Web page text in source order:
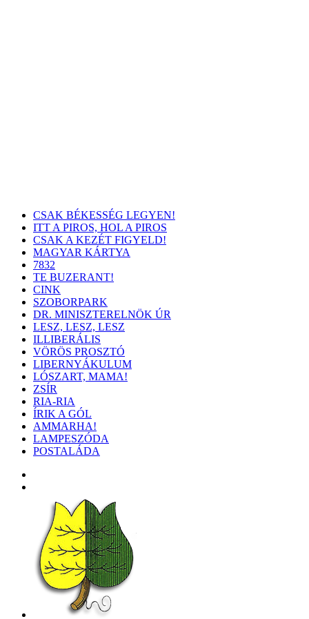
CSAK BÉKESSÉG LEGYEN!
ITT A PIROS, HOL A PIROS
CSAK A KEZÉT FIGYELD!
MAGYAR KÁRTYA
7832
TE BUZERANT!
CINK
SZOBORPARK
DR. MINISZTERELNÖK ÚR
LESZ, LESZ, LESZ
ILLIBERÁLIS
VÖRÖS PROSZTÓ
LIBERNYÁKULUM
LÓSZART, MAMA!
ZSÍR
RIA-RIA
ÍRIK A GÓL
AMMARHA!
LAMPESZÓDA
POSTALÁDA